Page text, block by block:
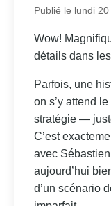
Publié le lundi
Wow!
détails dans
Parfois, une
on s’y attend
stratégie —
C’est
avec
aujourd’hui
d’un scénario